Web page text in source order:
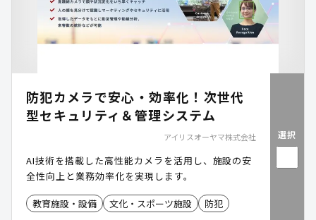
防犯カメラで安心・効率化！次世代
型セキュリティ＆管理システム
アイリスオーヤマ株式会社
AI技術を搭載した高性能カメラを活用し、施設の安
全性向上と業務効率化を実現します。
教育施設・設備 文化・スポーツ施設 防犯
選択